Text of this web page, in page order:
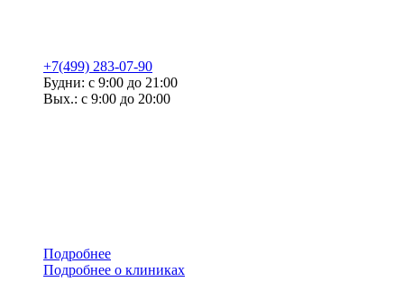
+7(499) 283-07-90
Будни: с 9:00 до 21:00
Вых.: с 9:00 до 20:00
Подробнее
Подробнее о клиниках